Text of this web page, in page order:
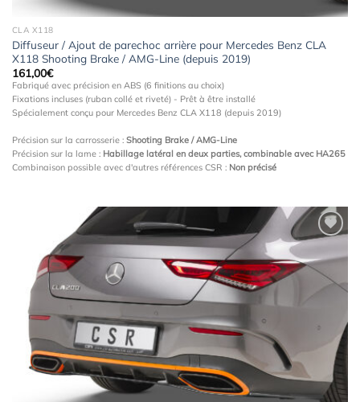
CLA X118
Diffuseur / Ajout de parechoc arrière pour Mercedes Benz CLA
X118 Shooting Brake / AMG-Line (depuis 2019)
161,00€
Fabriqué avec précision en ABS (6 finitions au choix)
Fixations incluses (ruban collé et riveté) - Prêt à être installé
Spécialement conçu pour Mercedes Benz CLA X118 (depuis 2019)
Précision sur la carrosserie : Shooting Brake / AMG-Line
Précision sur la lame : Habillage latéral en deux parties, combinable avec HA265
Combinaison possible avec d'autres références CSR : Non précisé
Ajouter
à la